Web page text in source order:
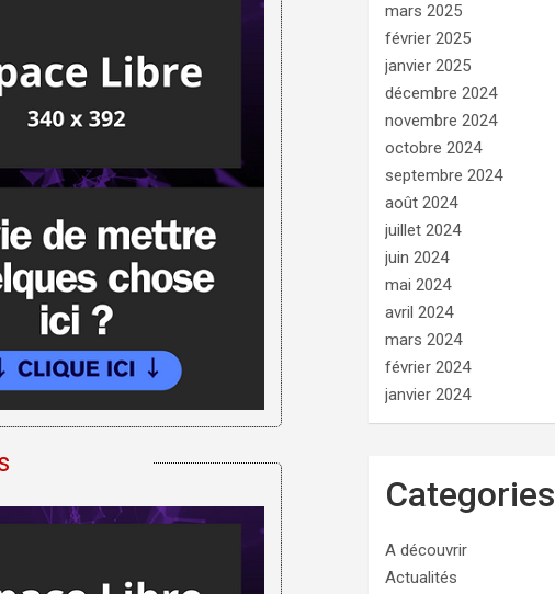
mars 2025
février 2025
janvier 2025
décembre 2024
novembre 2024
octobre 2024
septembre 2024
août 2024
juillet 2024
juin 2024
mai 2024
avril 2024
mars 2024
février 2024
janvier 2024
Categories
A découvrir
Actualités